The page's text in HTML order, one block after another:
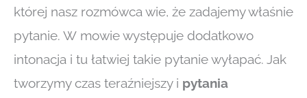
której nasz rozmówca wie, że zadajemy właśnie
pytanie. W mowie występuje dodatkowo
intonacja i tu łatwiej takie pytanie wyłapać. Jak
tworzymy czas teraźniejszy i pytania